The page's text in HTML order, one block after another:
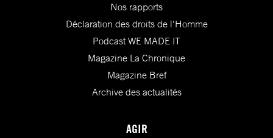
Nos rapports
Déclaration des droits de l'Homme
Podcast WE MADE IT
Magazine La Chronique
Magazine Bref
Archive des actualités
AGIR